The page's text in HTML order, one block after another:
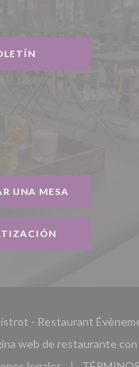
UNA MESA
- Restaurant
web de restaurante con